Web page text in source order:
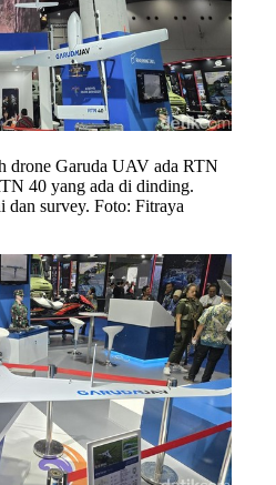
drone Garuda UAV ada RTN
40 yang ada di dinding.
dan survey. Foto: Fitraya